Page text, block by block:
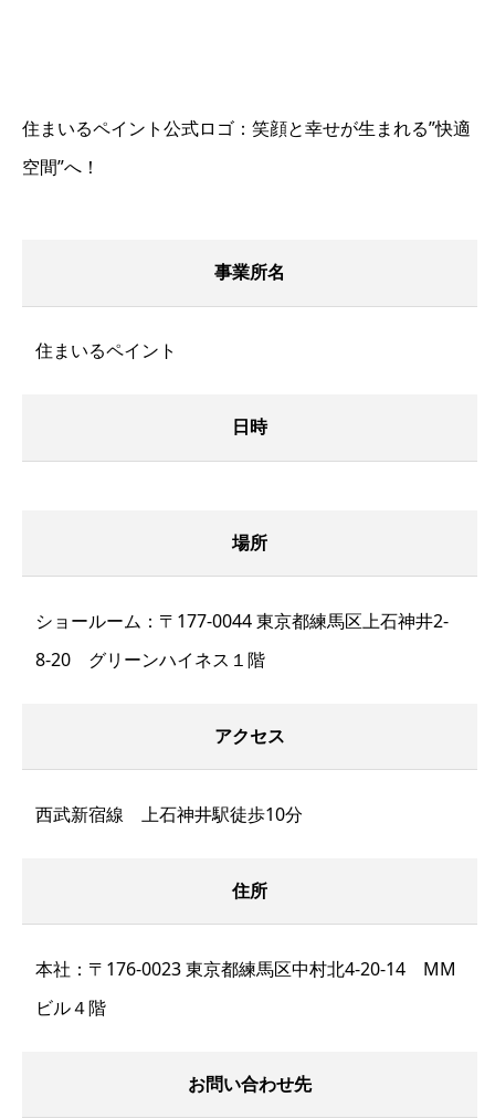
住まいるペイント公式ロゴ：笑顔と幸せが生まれる”快適
空間”へ！
事業所名
住まいるペイント
日時
場所
ショールーム：〒177-0044 東京都練馬区上石神井2-
8-20 グリーンハイネス１階
アクセス
西武新宿線 上石神井駅徒歩10分
住所
本社：〒176-0023 東京都練馬区中村北4-20-14 MM
ビル４階
お問い合わせ先